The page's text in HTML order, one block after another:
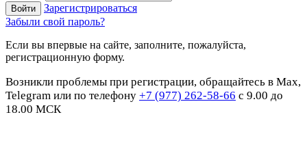
Зарегистрироваться
Забыли свой пароль?
Если вы впервые на сайте, заполните, пожалуйста,
регистрационную форму.
Возникли проблемы при регистрации, обращайтесь в Max,
Telegram или по телефону +7 (977) 262-58-66 с 9.00 до
18.00 МСК